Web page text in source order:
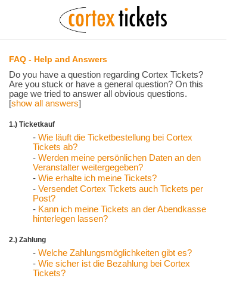
FAQ - Help and Answers
Do you have a question regarding Cortex Tickets?
Are you stuck or have a general question? On this
page we tried to answer all obvious questions.
[show all answers]
1.) Ticketkauf
- Wie läuft die Ticketbestellung bei Cortex
Tickets ab?
- Werden meine persönlichen Daten an den
Veranstalter weitergegeben?
- Wie erhalte ich meine Tickets?
- Versendet Cortex Tickets auch Tickets per
Post?
- Kann ich meine Tickets an der Abendkasse
hinterlegen lassen?
2.) Zahlung
- Welche Zahlungsmöglichkeiten gibt es?
- Wie sicher ist die Bezahlung bei Cortex
Tickets?